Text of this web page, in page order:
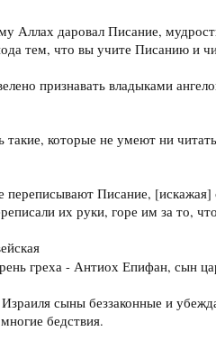
Аллах даровал Писание,
тем, что вы учите Писанию и
признавать владыками
такие, которые не умеют ни
переписывают Писание,
их руки, горе им за то,
греха - Антиох Епифан, сын
сыны беззаконные и
бедствия.